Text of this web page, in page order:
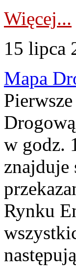
Więcej...
15 lipca
Mapa
w godz.
znajduje
Rynku